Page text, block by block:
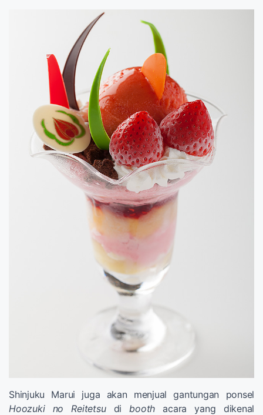
Shinjuku Marui juga akan menjual gantungan ponsel
Hoozuki no Reitetsudi booth acara yang dikenal